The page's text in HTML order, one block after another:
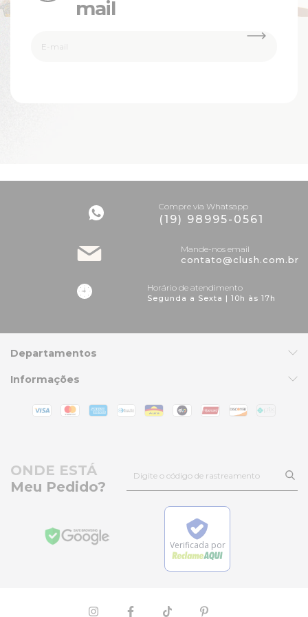
mail
Compre via Whatsapp
(19) 98995-0561
Mande-nos email
contato@clush.com.br
Horário de atendimento
Segunda a Sexta | 10h às 17h
Departamentos
Informações
ONDE ESTÁ
Meu Pedido?
Verificada por